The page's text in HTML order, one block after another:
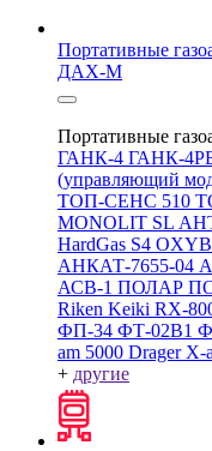
Портативные
ДАХ-М
Портативные
ГАНК-4 ГАНК-4РБ
(управляющий
ТОП-СЕНС 510
MONOLIT SL
HardGas S4
АНКАТ-7655-04
АСВ-1 ПОЛАР
Riken Keiki RX-
ФП-34 ФТ-02В1
am 5000 Drager X-
+ другие